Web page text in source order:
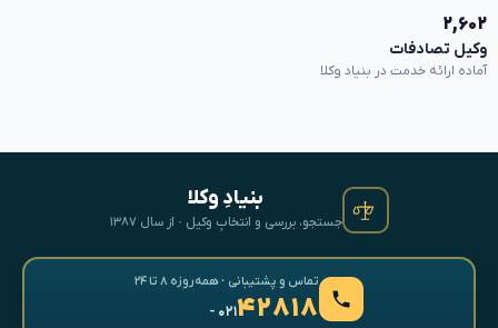
۲,۶۰۲
وکیل تصادفات
آماده ارائه خدمت در بنیاد وکلا
بنیادِ وکلا
جستجو، بررسی و انتخابِ وکیل · از سال ۱۳۸۷
تماس و پشتیبانی · همه‌روزه ۸ تا ۲۴
۴۲۸۱۸- ۰۲۱